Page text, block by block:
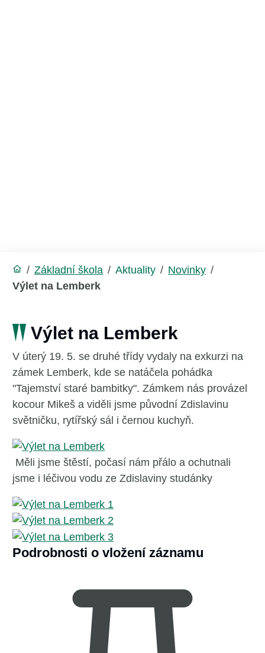
/ Základní škola / Aktuality / Novinky /
Výlet na Lemberk
Výlet na Lemberk
V úterý 19. 5. se druhé třídy vydaly na exkurzi na
zámek Lemberk, kde se natáčela pohádka
"Tajemství staré bambitky". Zámkem nás provázel
kocour Mikeš a viděli jsme původní Zdislavinu
světničku, rytířský sál i černou kuchyň.
Měli jsme štěstí, počasí nám přálo a ochutnali
jsme i léčivou vodu ze Zdislaviny studánky
Podrobnosti o vložení záznamu